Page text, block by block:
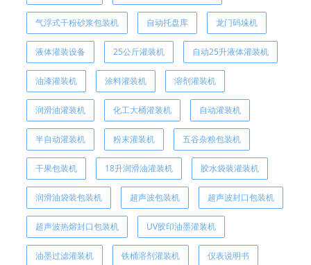
气浮式干粉砂浆包装机 自动托盘库 龙门码垛机
液体灌装设备 25公斤灌装机 自动25升液体灌装机
油漆灌装机 涂料灌装机 溶剂灌装机
润滑油灌装机 化工大桶灌装机 自动灌装机
半自动灌装机 粉末灌装机 五谷杂粮包装机
干果包装机 18升润滑油灌装机 胶水袋装灌装机
润滑油袋装包装机 超声波包装机 超声波封口包装机
超声波热熔封口包装机 UV胶印油墨灌装机
油墨过滤灌装机 铁桶溶剂灌装机 仪表说明书